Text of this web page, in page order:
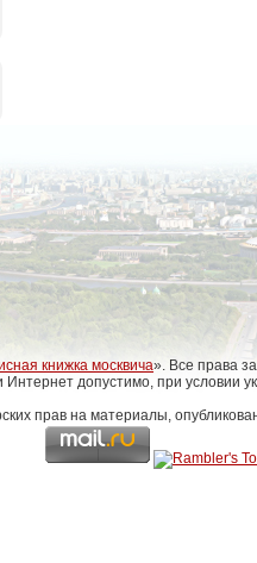
книжка москвича». Все права
Интернет допустимо, при условии
прав на материалы,